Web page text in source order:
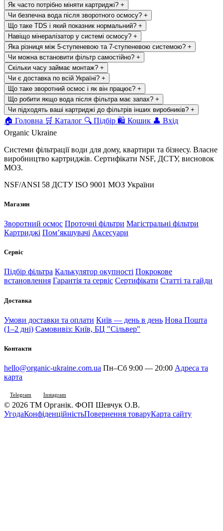
Як часто потрібно міняти картриджі? +
Чи безпечна вода після зворотного осмосу? +
Що таке TDS і який показник нормальний? +
Навіщо мінералізатор у системі осмосу? +
Яка різниця між 5-ступеневою та 7-ступеневою системою? +
Чи можна встановити фільтр самостійно? +
Скільки часу займає монтаж? +
Чи є доставка по всій Україні? +
Що таке зворотний осмос і як він працює? +
Що робити якщо вода після фільтра має запах? +
Чи підходять ваші картриджі до фільтрів інших виробників? +
🏠 Головна 🛒 Каталог 🔍 Підбір 🛍 Кошик 👤 Вхід
Organic Ukraine
Системи фільтрації води для дому, квартири та бізнесу. Власне
виробництво картриджів. Сертифікати NSF, ДСТУ, висновок
МОЗ.
NSF/ANSI 58 ДСТУ ISO 9001 МОЗ України
Магазин
Зворотний осмос Проточні фільтри Магістральні фільтри
Картриджі Помʼякшувачі Аксесуари
Сервіс
Підбір фільтра Калькулятор окупності Покрокове
встановлення Гарантія та сервіс Сертифікати Статті та гайди
Доставка
Умови доставки та оплати Київ — день в день Нова Пошта
(1–2 дні) Самовивіз: Київ, БЦ "Сільвер"
Контакти
hello@organic-ukraine.com.ua Пн–Сб 9:00 — 20:00 Адреса та
карта
Telegram Instagram
© 2026 ТМ Органік. ФОП Шевчук О.В.
УгодаКонфіденційністьПовернення товаруКарта сайту